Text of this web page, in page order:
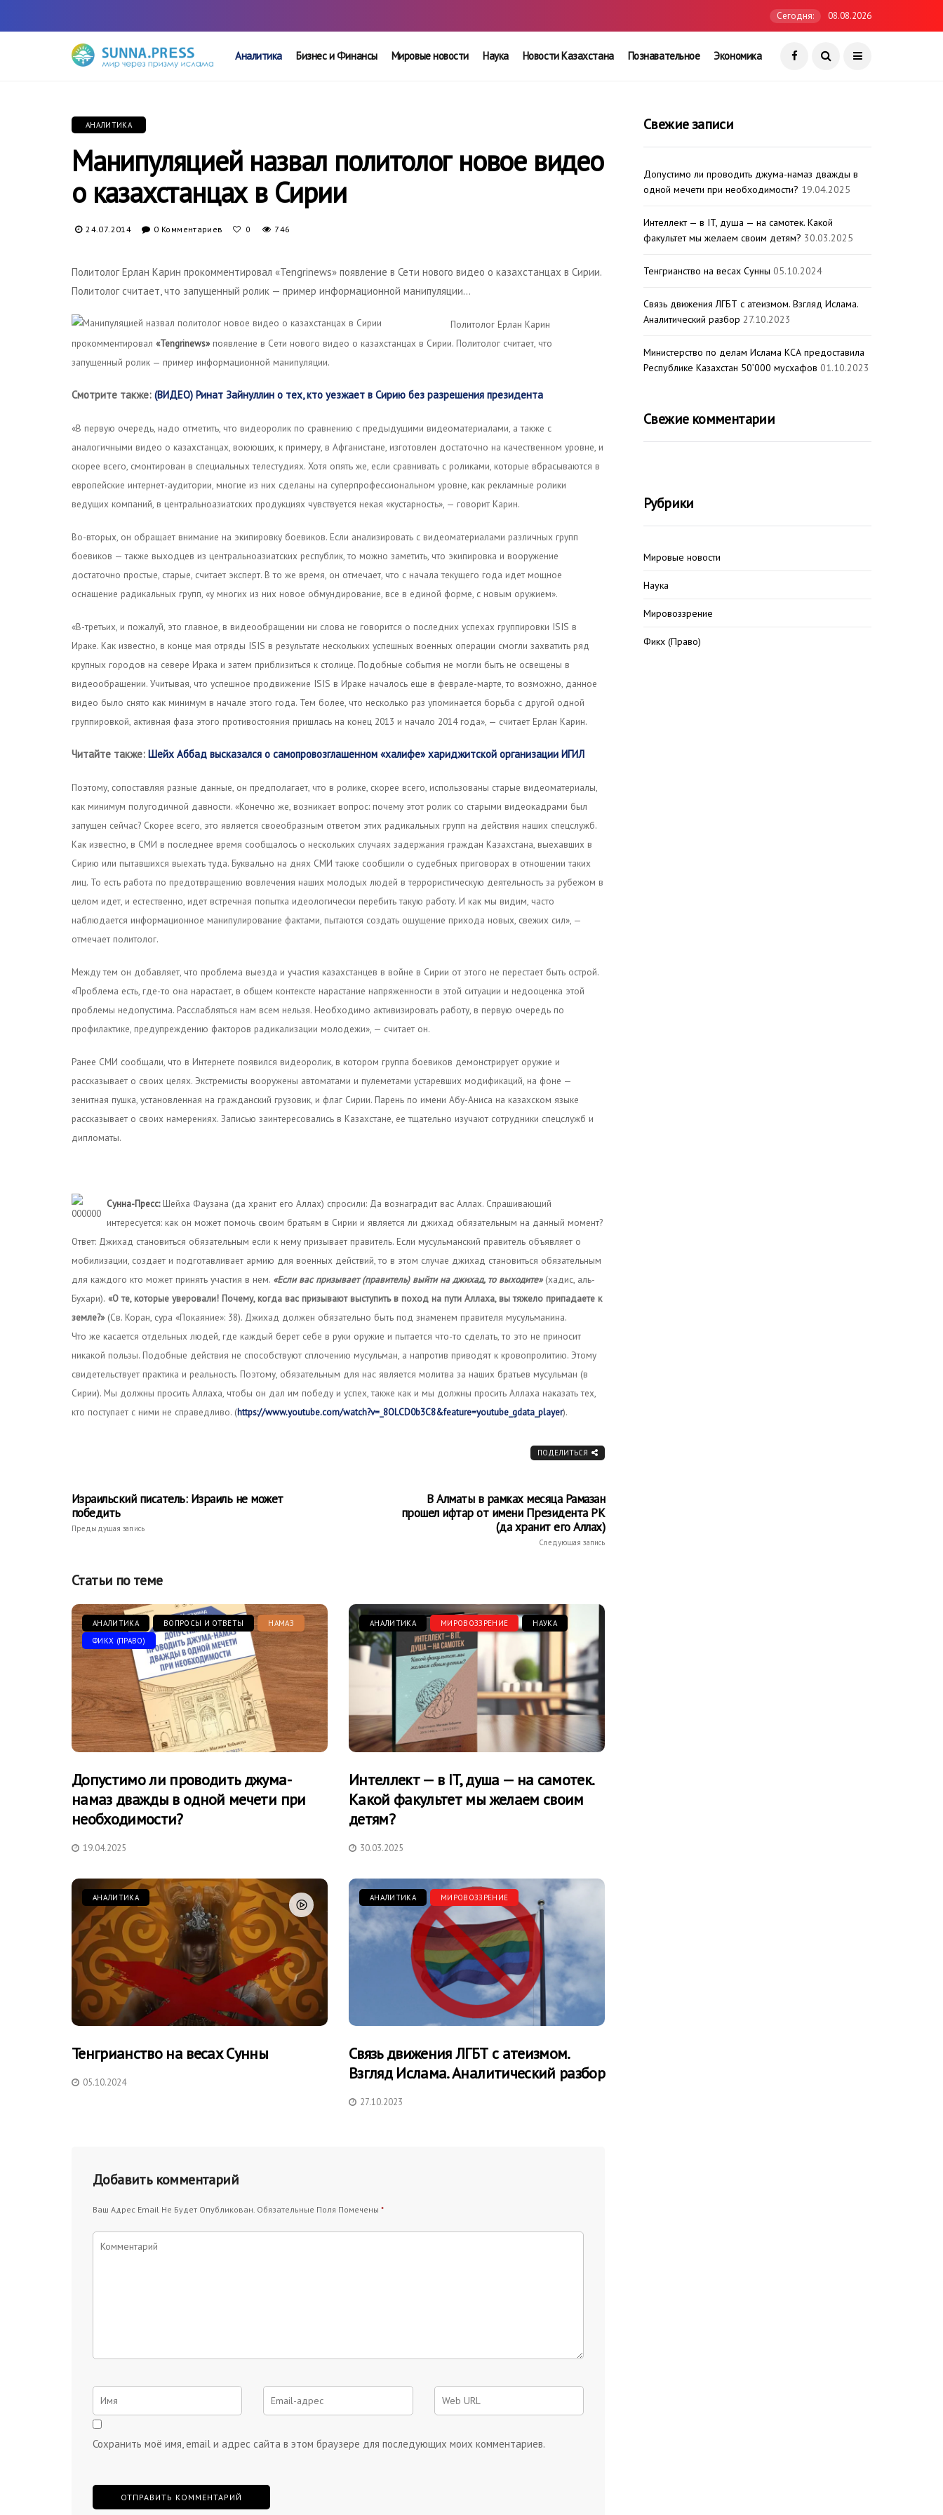
Сегодня: 08.08.2026
Аналитика Бизнес и Финансы Мировые новости Наука Новости Казахстана Познавательное Экономика
АНАЛИТИКА
Манипуляцией назвал политолог новое видео
о казахстанцах в Сирии
24.07.2014 0 Комментариев 0 746
Политолог Ерлан Карин прокомментировал «Tengrinews» появление в Сети нового видео о казахстанцах в Сирии.
Политолог считает, что запущенный ролик — пример информационной манипуляции…
Политолог Ерлан Карин
прокомментировал «Tengrinews»появление в Сети нового видео о казахстанцах в Сирии. Политолог считает, что
запущенный ролик — пример информационной манипуляции.
Смотрите также: (ВИДЕО) Ринат Зайнуллин о тех, кто уезжает в Сирию без разрешения президента
«В первую очередь, надо отметить, что видеоролик по сравнению с предыдущими видеоматериалами, а также с
аналогичными видео о казахстанцах, воюющих, к примеру, в Афганистане, изготовлен достаточно на качественном уровне, и
скорее всего, смонтирован в специальных телестудиях. Хотя опять же, если сравнивать с роликами, которые вбрасываются в
европейские интернет-аудитории, многие из них сделаны на суперпрофессиональном уровне, как рекламные ролики
ведущих компаний, в центральноазиатских продукциях чувствуется некая «кустарность», — говорит Карин.
Во-вторых, он обращает внимание на экипировку боевиков. Если анализировать с видеоматериалами различных групп
боевиков — также выходцев из центральноазиатских республик, то можно заметить, что экипировка и вооружение
достаточно простые, старые, считает эксперт. В то же время, он отмечает, что с начала текущего года идет мощное
оснащение радикальных групп, «у многих из них новое обмундирование, все в единой форме, с новым оружием».
«В-третьих, и пожалуй, это главное, в видеообращении ни слова не говорится о последних успехах группировки ISIS в
Ираке. Как известно, в конце мая отряды ISIS в результате нескольких успешных военных операции смогли захватить ряд
крупных городов на севере Ирака и затем приблизиться к столице. Подобные события не могли быть не освещены в
видеообращении. Учитывая, что успешное продвижение ISIS в Ираке началось еще в феврале-марте, то возможно, данное
видео было снято как минимум в начале этого года. Тем более, что несколько раз упоминается борьба с другой одной
группировкой, активная фаза этого противостояния пришлась на конец 2013 и начало 2014 года», — считает Ерлан Карин.
Читайте также: Шейх Аббад высказался о самопровозглашенном «халифе» хариджитской организации ИГИЛ
Поэтому, сопоставляя разные данные, он предполагает, что в ролике, скорее всего, использованы старые видеоматериалы,
как минимум полугодичной давности. «Конечно же, возникает вопрос: почему этот ролик со старыми видеокадрами был
запущен сейчас? Скорее всего, это является своеобразным ответом этих радикальных групп на действия наших спецслужб.
Как известно, в СМИ в последнее время сообщалось о нескольких случаях задержания граждан Казахстана, выехавших в
Сирию или пытавшихся выехать туда. Буквально на днях СМИ также сообщили о судебных приговорах в отношении таких
лиц. То есть работа по предотвращению вовлечения наших молодых людей в террористическую деятельность за рубежом в
целом идет, и естественно, идет встречная попытка идеологически перебить такую работу. И как мы видим, часто
наблюдается информационное манипулирование фактами, пытаются создать ощущение прихода новых, свежих сил», —
отмечает политолог.
Между тем он добавляет, что проблема выезда и участия казахстанцев в войне в Сирии от этого не перестает быть острой.
«Проблема есть, где-то она нарастает, в общем контексте нарастание напряженности в этой ситуации и недооценка этой
проблемы недопустима. Расслабляться нам всем нельзя. Необходимо активизировать работу, в первую очередь по
профилактике, предупреждению факторов радикализации молодежи», — считает он.
Ранее СМИ сообщали, что в Интернете появился видеоролик, в котором группа боевиков демонстрирует оружие и
рассказывает о своих целях. Экстремисты вооружены автоматами и пулеметами устаревших модификаций, на фоне —
зенитная пушка, установленная на гражданский грузовик, и флаг Сирии. Парень по имени Абу-Аниса на казахском языке
рассказывает о своих намерениях. Записью заинтересовались в Казахстане, ее тщательно изучают сотрудники спецслужб и
дипломаты.
Сунна-Пресс:Шейха Фаузана (да хранит его Аллах) спросили: Да вознаградит вас Аллах. Спрашивающий
интересуется: как он может помочь своим братьям в Сирии и является ли джихад обязательным на данный момент?
Ответ: Джихад становиться обязательным если к нему призывает правитель. Если мусульманский правитель объявляет о
мобилизации, создает и подготавливает армию для военных действий, то в этом случае джихад становиться обязательным
для каждого кто может принять участия в нем. «Если вас призывает (правитель) выйти на джихад, то выходите»(хадис, аль-
Бухари). «О те, которые уверовали! Почему, когда вас призывают выступить в поход на пути Аллаха, вы тяжело припадаете к
земле?»(Св. Коран, сура «Покаяние»: 38). Джихад должен обязательно быть под знаменем правителя мусульманина.
Что же касается отдельных людей, где каждый берет себе в руки оружие и пытается что-то сделать, то это не приносит
никакой пользы. Подобные действия не способствуют сплочению мусульман, а напротив приводят к кровопролитию. Этому
свидетельствует практика и реальность. Поэтому, обязательным для нас является молитва за наших братьев мусульман (в
Сирии). Мы должны просить Аллаха, чтобы он дал им победу и успех, также как и мы должны просить Аллаха наказать тех,
кто поступает с ними не справедливо. (https://www.youtube.com/watch?v=_8OLCD0b3C8&feature=youtube_gdata_player).
ПОДЕЛИТЬСЯ
Израильский писатель: Израиль не может
победить
Предыдущая запись
В Алматы в рамках месяца Рамазан
прошел ифтар от имени Президента РК
(да хранит его Аллах)
Следующая запись
Статьи по теме
АНАЛИТИКА ВОПРОСЫ И ОТВЕТЫ
НАМАЗ
ФИКХ (ПРАВО)
Допустимо ли проводить джума-
намаз дважды в одной мечети при
необходимости?
19.04.2025
АНАЛИТИКА МИРОВОЗЗРЕНИЕ НАУКА
Интеллект — в IT, душа — на самотек.
Какой факультет мы желаем своим
детям?
30.03.2025
АНАЛИТИКА
Тенгрианство на весах Сунны
05.10.2024
АНАЛИТИКА МИРОВОЗЗРЕНИЕ
Связь движения ЛГБТ с атеизмом.
Взгляд Ислама. Аналитический разбор
27.10.2023
Добавить комментарий
Ваш Адрес Email Не Будет Опубликован. Обязательные Поля Помечены *
Сохранить моё имя, email и адрес сайта в этом браузере для последующих моих комментариев.
Свежие записи
Допустимо ли проводить джума-намаз дважды в
одной мечети при необходимости? 19.04.2025
Интеллект — в IT, душа — на самотек. Какой
факультет мы желаем своим детям? 30.03.2025
Тенгрианство на весах Сунны 05.10.2024
Связь движения ЛГБТ с атеизмом. Взгляд Ислама.
Аналитический разбор 27.10.2023
Министерство по делам Ислама КСА предоставила
Республике Казахстан 50’000 мусхафов 01.10.2023
Свежие комментарии
Рубрики
Мировые новости
Наука
Мировоззрение
Фикх (Право)